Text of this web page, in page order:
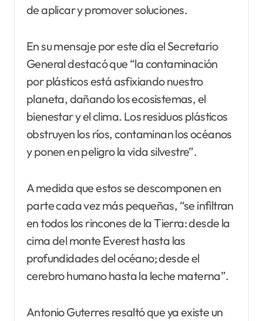
de aplicar y promover soluciones.
En su mensaje por este día el Secretario
General destacó que “la contaminación
por plásticos está asfixiando nuestro
planeta, dañando los ecosistemas, el
bienestar y el clima. Los residuos plásticos
obstruyen los ríos, contaminan los océanos
y ponen en peligro la vida silvestre”.
A medida que estos se descomponen en
parte cada vez más pequeñas, “se infiltran
en todos los rincones de la Tierra: desde la
cima del monte Everest hasta las
profundidades del océano; desde el
cerebro humano hasta la leche materna”.
Antonio Guterres resaltó que ya existe un